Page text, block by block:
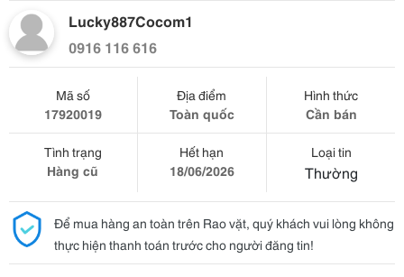
Lucky887Cocom1
0916 116 616
Mã số
17920019
Địa điểm
Toàn quốc
Hình thức
Cần bán
Tình trạng
Hàng cũ
Hết hạn
18/06/2026
Loại tin
Thường
Để mua hàng an toàn trên Rao vặt, quý khách vui lòng không
thực hiện thanh toán trước cho người đăng tin!